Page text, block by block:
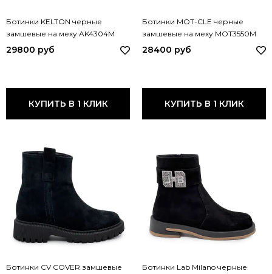
Ботинки KELTON черные
замшевые на меху AK4304M
KEL NERO
29800 руб
КУПИТЬ В 1 КЛИК
Ботинки MOT-CLE черные
замшевые на меху MOT3550M
MOT CAMOSH NERO
28400 руб
КУПИТЬ В 1 КЛИК
Ботинки CV COVER замшевые
Ботинки Lab Milano черные